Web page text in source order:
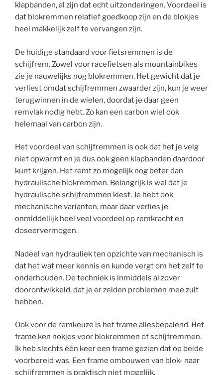
klapbanden, al zijn dat echt uitzonderingen. Voordeel is
dat blokremmen relatief goedkoop zijn en de blokjes
heel makkelijk zelf te vervangen zijn.
De huidige standaard voor fietsremmen is de
schijfrem. Zowel voor racefietsen als mountainbikes
zie je nauwelijks nog blokremmen. Het gewicht dat je
verliest omdat schijfremmen zwaarder zijn, kun je weer
terugwinnen in de wielen, doordat je daar geen
remvlak nodig hebt. Zo kan een carbon wiel ook
helemaal van carbon zijn.
Het voordeel van schijfremmen is ook dat het je velg
niet opwarmt en je dus ook geen klapbanden daardoor
kunt krijgen. Het remt zo mogelijk nog beter dan
hydraulische blokremmen. Belangrijk is wel dat je
hydraulische schijfremmen kiest. Je hebt ook
mechanische varianten, maar daar verlies je
onmiddellijk heel veel voordeel op remkracht en
doseervermogen.
Nadeel van hydrauliek ten opzichte van mechanisch is
dat het wat meer kennis en kunde vergt om het zelf te
onderhouden. De techniek is inmiddels al zover
doorontwikkeld, dat je er zelden problemen mee zult
hebben.
Ook voor de remkeuze is het frame allesbepalend. Het
frame ken nokjes voor blokremmen of schijfremmen.
Ik heb slechts één keer een frame gezien dat op beide
voorbereid was. Een frame ombouwen van blok- naar
schijfremmen is praktisch niet mogelijk.